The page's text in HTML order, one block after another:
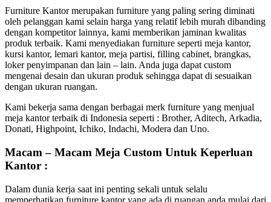
Furniture Kantor merupakan furniture yang paling sering diminati
oleh pelanggan kami selain harga yang relatif lebih murah dibanding
dengan kompetitor lainnya, kami memberikan jaminan kwalitas
produk terbaik. Kami menyediakan furniture seperti meja kantor,
kursi kantor, lemari kantor, meja partisi, filling cabinet, brangkas,
loker penyimpanan dan lain – lain. Anda juga dapat custom
mengenai desain dan ukuran produk sehingga dapat di sesuaikan
dengan ukuran ruangan.
Kami bekerja sama dengan berbagai merk furniture yang menjual
meja kantor terbaik di Indonesia seperti : Brother, Aditech, Arkadia,
Donati, Highpoint, Ichiko, Indachi, Modera dan Uno.
Macam – Macam Meja Custom Untuk Keperluan
Kantor :
Dalam dunia kerja saat ini penting sekali untuk selalu
memperhatikan furniture kantor yang ada di ruangan anda mulai dari